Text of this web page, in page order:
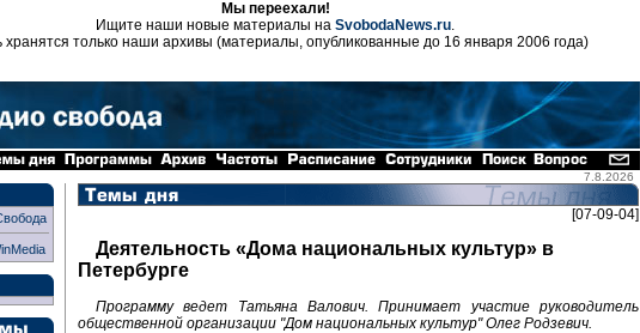
Мы переехали!
Ищите наши новые материалы на SvobodaNews.ru.
хранятся только наши архивы (материалы, опубликованные до 16 января 2006 года)
7.8.2026
[07-09-04]
Деятельность «Дома национальных культур» в
Петербурге
Программу ведет Татьяна Валович. Принимает участие руководитель
общественной организации "Дом национальных культур" Олег Родзевич.